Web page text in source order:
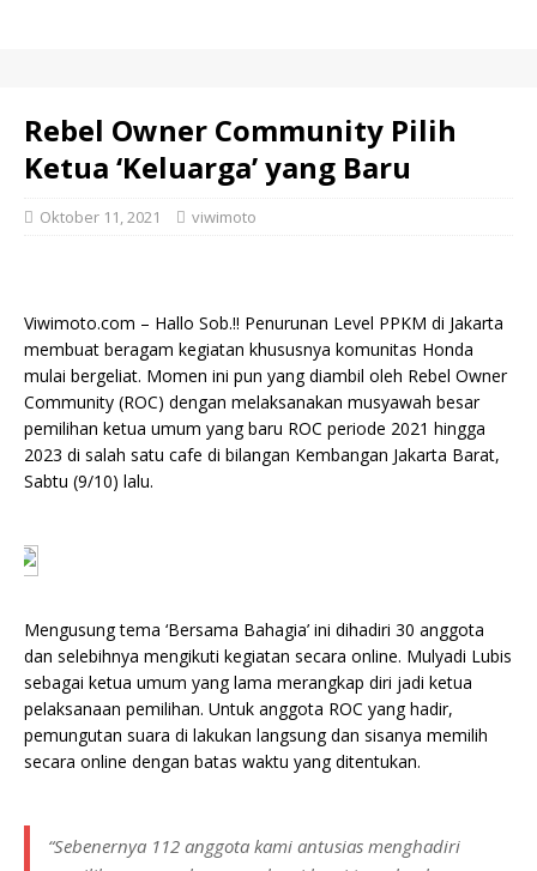
Rebel Owner Community Pilih
Ketua ‘Keluarga’ yang Baru
Oktober 11, 2021 viwimoto
Viwimoto.com – Hallo Sob.!! Penurunan Level PPKM di Jakarta
membuat beragam kegiatan khususnya komunitas Honda
mulai bergeliat. Momen ini pun yang diambil oleh Rebel Owner
Community (ROC) dengan melaksanakan musyawah besar
pemilihan ketua umum yang baru ROC periode 2021 hingga
2023 di salah satu cafe di bilangan Kembangan Jakarta Barat,
Sabtu (9/10) lalu.
Mengusung tema ‘Bersama Bahagia’ ini dihadiri 30 anggota
dan selebihnya mengikuti kegiatan secara online. Mulyadi Lubis
sebagai ketua umum yang lama merangkap diri jadi ketua
pelaksanaan pemilihan. Untuk anggota ROC yang hadir,
pemungutan suara di lakukan langsung dan sisanya memilih
secara online dengan batas waktu yang ditentukan.
“Sebenernya 112 anggota kami antusias menghadiri